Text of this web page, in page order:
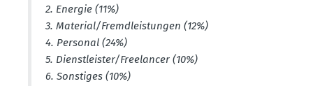
2. Energie (11%)
3. Material/Fremd­leis­tungen (12%)
4. Personal (24%)
5. Dienst­leister/Freelancer (10%)
6. Sonstiges (10%)